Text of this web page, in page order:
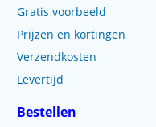
Gratis voorbeeld
Prijzen en kortingen
Verzendkosten
Levertijd
Bestellen